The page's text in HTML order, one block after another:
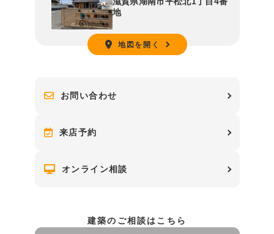
地
地図を開く
お問い合わせ
来店予約
オンライン相談
建築のご相談はこちら